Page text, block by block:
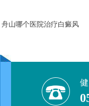
舟山哪个医院治疗白癜风